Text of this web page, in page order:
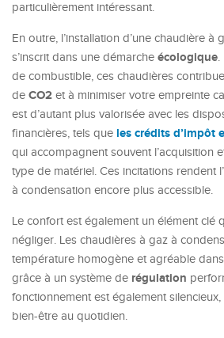
particulièrement intéressant.
En outre, l’installation d’une chaudière à
s’inscrit dans une démarche écologique.
de combustible, ces chaudières
de CO2 et à minimiser votre empreinte
est d’autant plus valorisée avec les
financières, tels que les crédits d’impôt
qui accompagnent souvent l’acquisition
type de matériel. Ces incitations rendent
à condensation encore plus accessible.
Le confort est également un élément clé
négliger. Les chaudières à gaz à
température homogène et agréable
grâce à un système de régulation
fonctionnement est également
bien-être au quotidien.